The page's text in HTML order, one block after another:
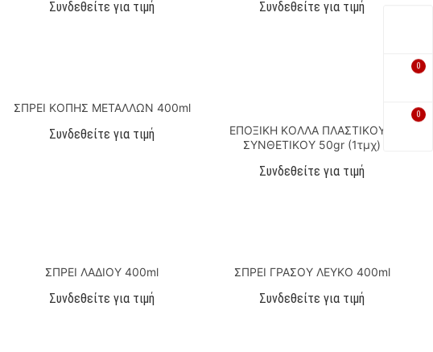
Συνδεθείτε για τιμή Συνδεθείτε για τιμή
ΣΠΡΕΙ ΚΟΠΗΣ ΜΕΤΑΛΛΩΝ 400ml
Συνδεθείτε για τιμή
ΕΠΟΞΙΚΗ ΚΟΛΛΑ ΠΛΑΣΤΙΚΟΥ –
ΣΥΝΘΕΤΙΚΟΥ 50gr (1τμχ)
Συνδεθείτε για τιμή
ΣΠΡΕΙ ΛΑΔΙΟΥ 400ml
Συνδεθείτε για τιμή
ΣΠΡΕΙ ΓΡΑΣΟΥ ΛΕΥΚΟ 400ml
Συνδεθείτε για τιμή
0
0